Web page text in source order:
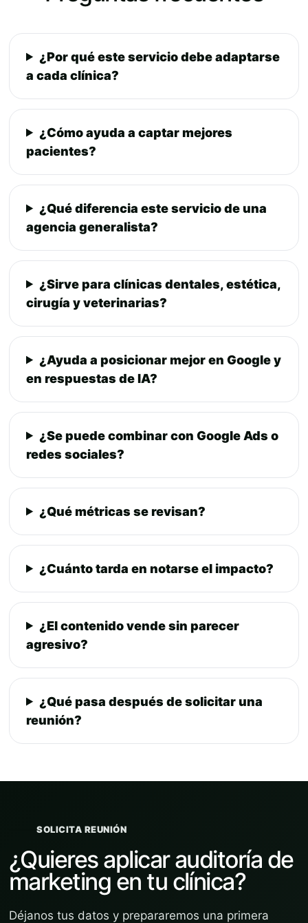
¿Por qué este servicio debe adaptarse
a cada clínica?
¿Cómo ayuda a captar mejores
pacientes?
¿Qué diferencia este servicio de una
agencia generalista?
¿Sirve para clínicas dentales, estética,
cirugía y veterinarias?
¿Ayuda a posicionar mejor en Google y
en respuestas de IA?
¿Se puede combinar con Google Ads o
redes sociales?
¿Qué métricas se revisan?
¿Cuánto tarda en notarse el impacto?
¿El contenido vende sin parecer
agresivo?
¿Qué pasa después de solicitar una
reunión?
SOLICITA REUNIÓN
¿Quieres aplicar auditoría de
marketing en tu clínica?
Déjanos tus datos y prepararemos una primera